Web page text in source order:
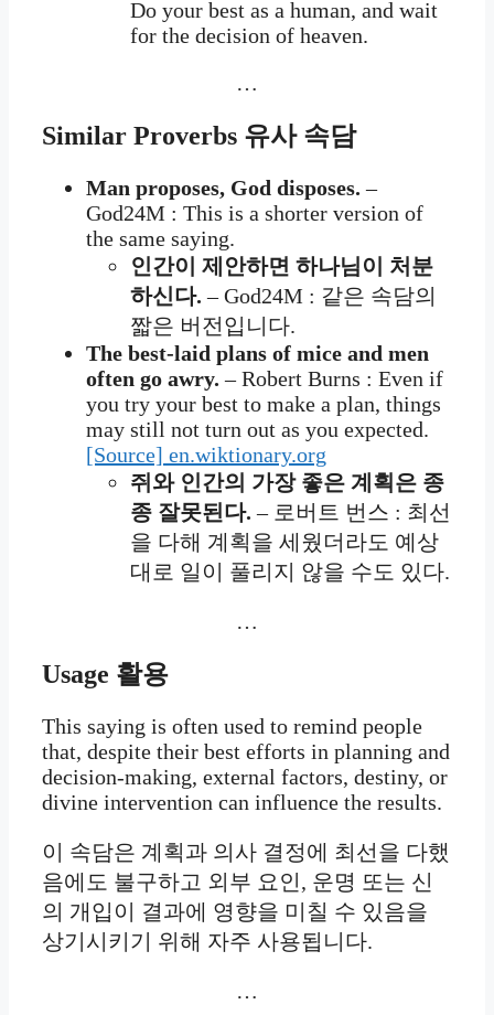
Do your best as a human, and wait
for the decision of heaven.
…
Similar Proverbs 유사 속담
Man proposes, God disposes. –
God24M : This is a shorter version of
the same saying.
인간이 제안하면 하나님이 처분
하신다. – God24M : 같은 속담의
짧은 버전입니다.
The best-laid plans of mice and men
often go awry. – Robert Burns : Even if
you try your best to make a plan, things
may still not turn out as you expected.
[Source] en.wiktionary.org
쥐와 인간의 가장 좋은 계획은 종
종 잘못된다. – 로버트 번스 : 최선
을 다해 계획을 세웠더라도 예상
대로 일이 풀리지 않을 수도 있다.
…
Usage 활용
This saying is often used to remind people
that, despite their best efforts in planning and
decision-making, external factors, destiny, or
divine intervention can influence the results.
이 속담은 계획과 의사 결정에 최선을 다했
음에도 불구하고 외부 요인, 운명 또는 신
의 개입이 결과에 영향을 미칠 수 있음을
상기시키기 위해 자주 사용됩니다.
…